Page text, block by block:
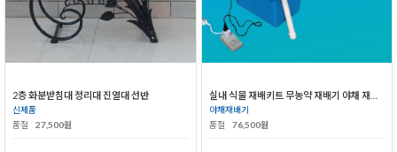
2층 화분받침대 정리대 진열대 선반
신제품
품절
27,500원
야채재배기
품절
76,500원